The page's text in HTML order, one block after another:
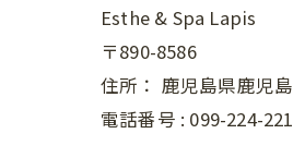
Esthe & Spa Lapis
〒890-8586
住所： 鹿児島県鹿児
電話番号 : 099-224-